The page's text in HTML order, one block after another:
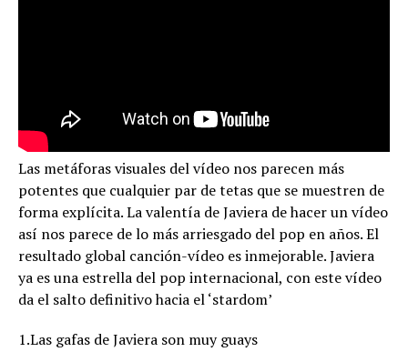
Las metáforas visuales del vídeo nos parecen más
potentes que cualquier par de tetas que se muestren de
forma explícita. La valentía de Javiera de hacer un vídeo
así nos parece de lo más arriesgado del pop en años. El
resultado global canción-vídeo es inmejorable. Javiera
ya es una estrella del pop internacional, con este vídeo
da el salto definitivo hacia el ‘stardom’
1.Las gafas de Javiera son muy guays